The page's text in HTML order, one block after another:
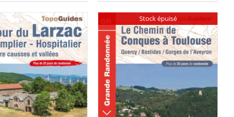
AU PANIER
/
DÉTAILS
Stock épuisé
DÉTAILS